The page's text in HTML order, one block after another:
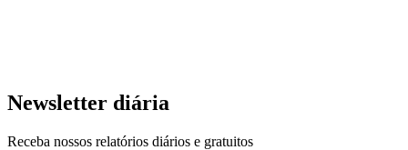
Newsletter diária
Receba nossos relatórios diários e gratuitos